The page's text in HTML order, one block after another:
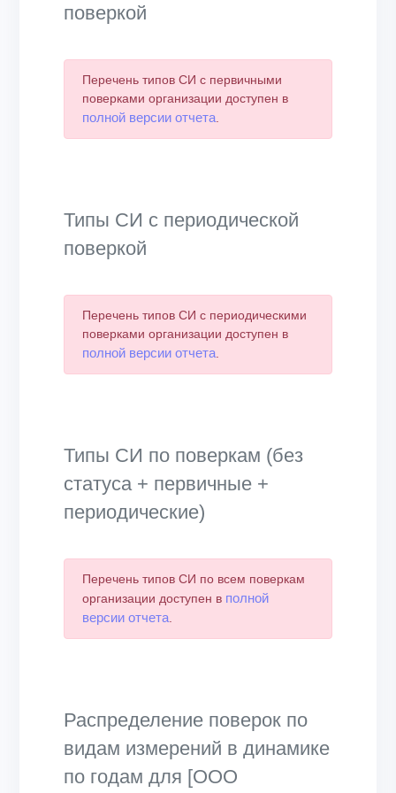
поверкой
Перечень типов СИ с первичными
поверками организации доступен в
полной версии отчета.
Типы СИ с периодической
поверкой
Перечень типов СИ с периодическими
поверками организации доступен в
полной версии отчета.
Типы СИ по поверкам (без
статуса + первичные +
периодические)
Перечень типов СИ по всем поверкам
организации доступен в полной
версии отчета.
Распределение поверок по
видам измерений в динамике
по годам для [ООО